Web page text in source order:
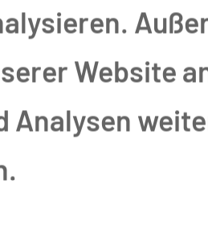
in das
Website
Analysen